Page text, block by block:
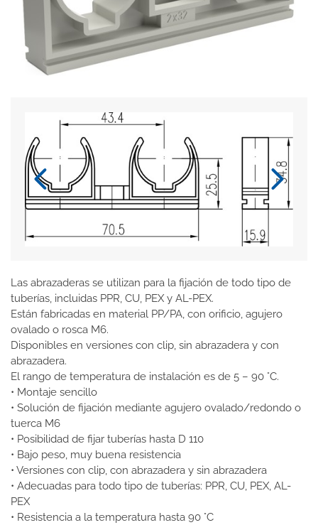
Las abrazaderas se utilizan para la fijación de todo tipo de
tuberías, incluidas PPR, CU, PEX y AL-PEX.
Están fabricadas en material PP/PA, con orificio, agujero
ovalado o rosca M6.
Disponibles en versiones con clip, sin abrazadera y con
abrazadera.
El rango de temperatura de instalación es de 5 – 90 °C.
• Montaje sencillo
• Solución de fijación mediante agujero ovalado/redondo o
tuerca M6
• Posibilidad de fijar tuberías hasta D 110
• Bajo peso, muy buena resistencia
• Versiones con clip, con abrazadera y sin abrazadera
• Adecuadas para todo tipo de tuberías: PPR, CU, PEX, AL-
PEX
• Resistencia a la temperatura hasta 90 °C